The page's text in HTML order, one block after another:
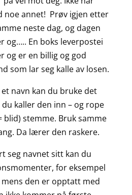
noe annet! Prøv igjen etter
neste dag, og dagen
og….. En boks leverpostei
og er en billig og god
som lar seg kalle av losen.
navn kan du bruke det
kaller den inn – og rope
blid) stemme. Bruk samme
Da lærer den raskere.
seg navnet sitt kan du
for eksempel
den er opptatt med